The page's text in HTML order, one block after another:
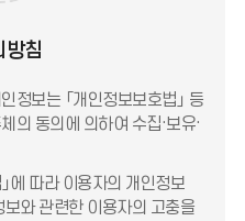
방침
정보는 「개인정보보호법」 등
의 동의에 의하여 수집·보유·
에 따라 이용자의 개인정보
와 관련한 이용자의 고충을